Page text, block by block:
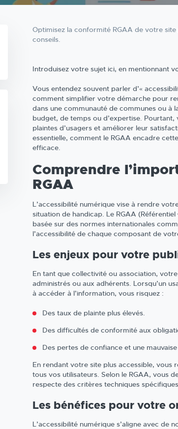
Optimisez la conformité RGAA de votre
conseils.
Introduisez votre sujet ici, en mentionnant
Vous entendez souvent parler d’«
comment simplifier votre démarche pour
dans une communauté de communes ou à
budget, de temps ou d’expertise.
plaintes d’usagers et améliorer leur
essentielle, comment le RGAA encadre
efficace.
Comprendre
RGAA
L’accessibilité numérique vise à rendre
situation de handicap. Le RGAA
basée sur des normes internationales
l’accessibilité de chaque composant de
Les enjeux pour votre
En tant que collectivité ou association,
administrés ou aux adhérents. Lorsqu’un
à accéder à l’information, vous risquez :
Des taux de plainte plus élevés.
Des difficultés de conformité aux
Des pertes de confiance et une
En rendant votre site plus accessible, vous
tous vos utilisateurs. Selon le RGAA, vous
respecte des critères techniques
Les bénéfices pour votre
L’accessibilité numérique s’aligne avec